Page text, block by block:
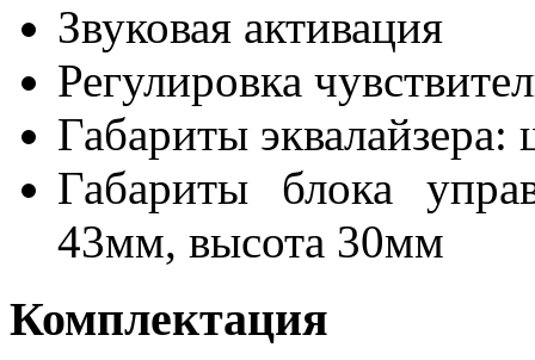
Звуковая активация
Регулировка
Габариты
Габариты блока
43мм, высота 30мм
Комплектация